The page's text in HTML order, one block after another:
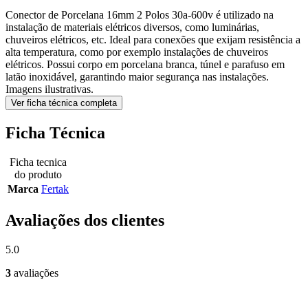
Conector de Porcelana 16mm 2 Polos 30a-600v é utilizado na
instalação de materiais elétricos diversos, como luminárias,
chuveiros elétricos, etc. Ideal para conexões que exijam resistência a
alta temperatura, como por exemplo instalações de chuveiros
elétricos. Possui corpo em porcelana branca, túnel e parafuso em
latão inoxidável, garantindo maior segurança nas instalações.
Imagens ilustrativas.
Ver ficha técnica completa
Ficha Técnica
Ficha tecnica
do produto
Marca Fertak
Avaliações dos clientes
5.0
3 avaliações